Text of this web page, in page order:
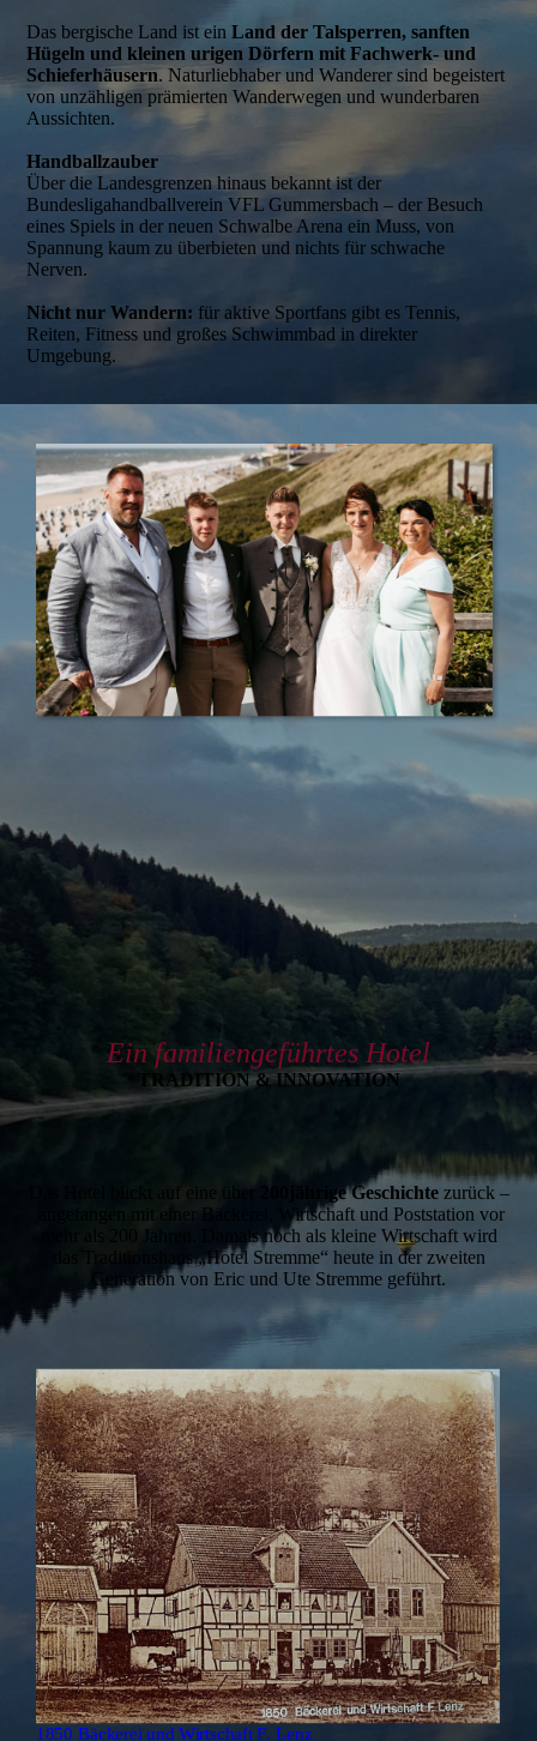
Das bergische Land ist ein Land der Talsperren, sanften
Hügeln und kleinen urigen Dörfern mit Fachwerk- und
Schieferhäusern. Naturliebhaber und Wanderer sind begeistert
von unzähligen prämierten Wanderwegen und wunderbaren
Aussichten.
Handballzauber
Über die Landesgrenzen hinaus bekannt ist der
Bundesligahandballverein VFL Gummersbach – der Besuch
eines Spiels in der neuen Schwalbe Arena ein Muss, von
Spannung kaum zu überbieten und nichts für schwache
Nerven.
Nicht nur Wandern: für aktive Sportfans gibt es Tennis,
Reiten, Fitness und großes Schwimmbad in direkter
Umgebung.
Ein familiengeführtes Hotel
TRADITION & INNOVATION
200jährige Geschichtezurück –
angefangen mit einer Bäckerei, Wirtschaft und Poststation vor
mehr als 200 Jahren. Damals noch als kleine Wirtschaft wird
das Traditionshaus „Hotel Stremme“ heute in der zweiten
Generation von Eric und Ute Stremme geführt.
1850 Bäckerei und Wirtschaft F. Lenz